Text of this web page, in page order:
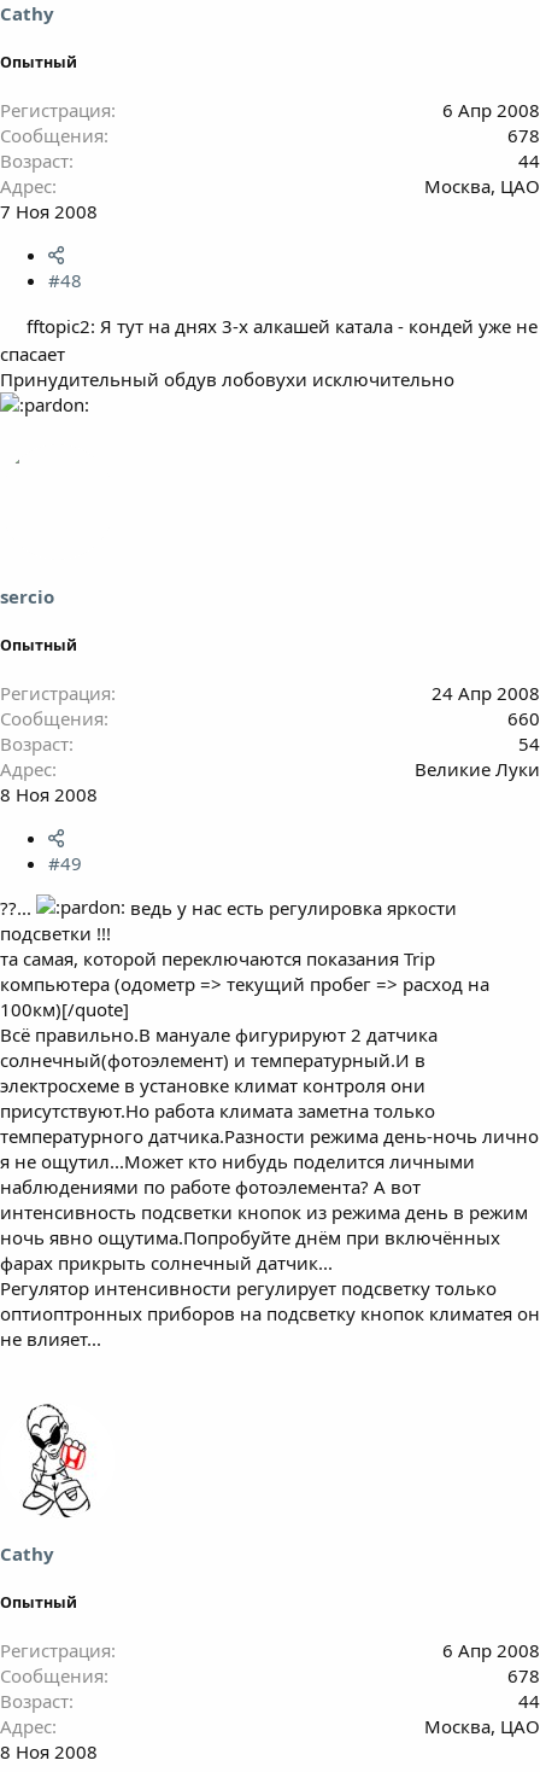
Cathy
Опытный
Регистрация
6 Апр 2008
Сообщения
678
Возраст
44
Адрес
Москва, ЦАО
7 Ноя 2008
#48
fftopic2: Я тут на днях 3-х алкашей катала - кондей уже не
спасает
Принудительный обдув лобовухи исключительно
sercio
Опытный
Регистрация
24 Апр 2008
Сообщения
660
Возраст
54
Адрес
Великие Луки
8 Ноя 2008
#49
??...
ведь у нас есть регулировка яркости
подсветки !!!
та самая, которой переключаются показания Trip
компьютера (одометр => текущий пробег => расход на
100км)[/quote]
Всё правильно.В мануале фигурируют 2 датчика
солнечный(фотоэлемент) и температурный.И в
электросхеме в установке климат контроля они
присутствуют.Но работа климата заметна только
температурного датчика.Разности режима день-ночь лично
я не ощутил...Может кто нибудь поделится личными
наблюдениями по работе фотоэлемента? А вот
интенсивность подсветки кнопок из режима день в режим
ночь явно ощутима.Попробуйте днём при включённых
фарах прикрыть солнечный датчик...
Регулятор интенсивности регулирует подсветку только
оптиоптронных приборов на подсветку кнопок климатея он
не влияет...
Cathy
Опытный
Регистрация
6 Апр 2008
Сообщения
678
Возраст
44
Адрес
Москва, ЦАО
8 Ноя 2008